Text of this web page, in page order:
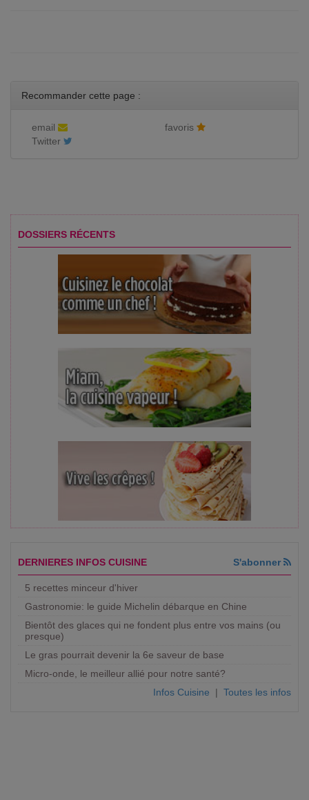
Recommander cette page :
email
favoris
Twitter
DOSSIERS RÉCENTS
DERNIERES INFOS CUISINE S'abonner
5 recettes minceur d'hiver
Gastronomie: le guide Michelin débarque en Chine
Bientôt des glaces qui ne fondent plus entre vos mains (ou
presque)
Le gras pourrait devenir la 6e saveur de base
Micro-onde, le meilleur allié pour notre santé?
Infos Cuisine | Toutes les infos